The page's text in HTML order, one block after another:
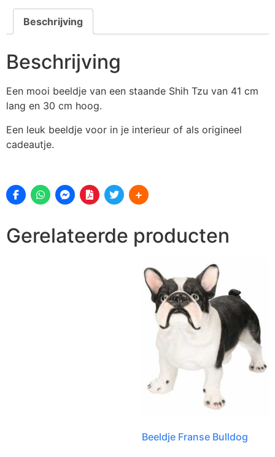
Beschrijving
Beschrijving
Een mooi beeldje van een staande Shih Tzu van 41 cm
lang en 30 cm hoog.
Een leuk beeldje voor in je interieur of als origineel
cadeautje.
Gerelateerde producten
Beeldje Franse Bulldog